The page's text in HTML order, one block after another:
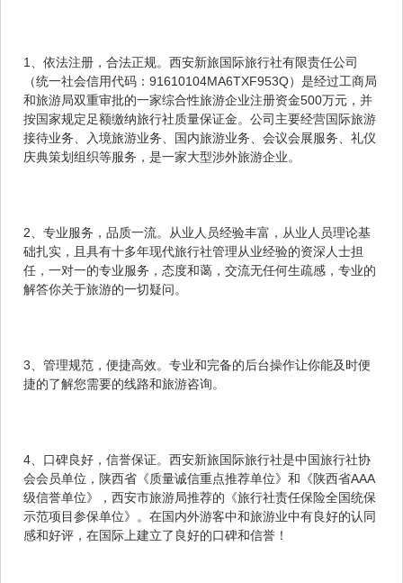
1、依法注册，合法正规。西安新旅国际旅行社有限责任公司
（统一社会信用代码：91610104MA6TXF953Q）是经过工商局
和旅游局双重审批的一家综合性旅游企业注册资金500万元，并
按国家规定足额缴纳旅行社质量保证金。公司主要经营国际旅游
接待业务、入境旅游业务、国内旅游业务、会议会展服务、礼仪
庆典策划组织等服务，是一家大型涉外旅游企业。
2、专业服务，品质一流。从业人员经验丰富，从业人员理论基
础扎实，且具有十多年现代旅行社管理从业经验的资深人士担
任，一对一的专业服务，态度和蔼，交流无任何生疏感，专业的
解答你关于旅游的一切疑问。
3、管理规范，便捷高效。专业和完备的后台操作让你能及时便
捷的了解您需要的线路和旅游咨询。
4、口碑良好，信誉保证。西安新旅国际旅行社是中国旅行社协
会会员单位，陕西省《质量诚信重点推荐单位》和《陕西省AAA
级信誉单位》，西安市旅游局推荐的《旅行社责任保险全国统保
示范项目参保单位》。在国内外游客中和旅游业中有良好的认同
感和好评，在国际上建立了良好的口碑和信誉！